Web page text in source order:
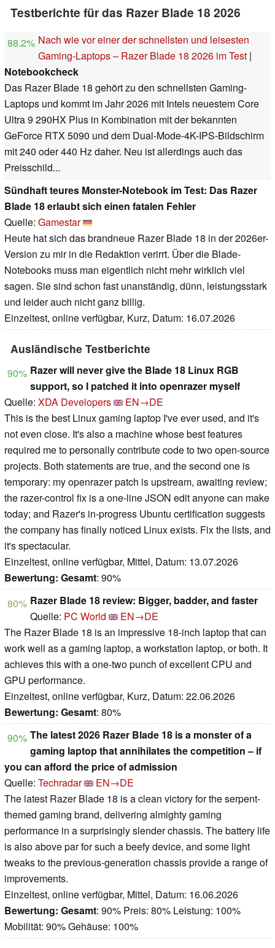
Testberichte für das Razer Blade 18 2026
88.2% Nach wie vor einer der schnellsten und leisesten
Gaming-Laptops – Razer Blade 18 2026 im Test |
Notebookcheck
Das Razer Blade 18 gehört zu den schnellsten Gaming-
Laptops und kommt im Jahr 2026 mit Intels neuestem Core
Ultra 9 290HX Plus in Kombination mit der bekannten
GeForce RTX 5090 und dem Dual-Mode-4K-IPS-Bildschirm
mit 240 oder 440 Hz daher. Neu ist allerdings auch das
Preisschild...
Sündhaft teures Monster-Notebook im Test: Das Razer
Blade 18 erlaubt sich einen fatalen Fehler
Quelle: Gamestar
Heute hat sich das brandneue Razer Blade 18 in der 2026er-
Version zu mir in die Redaktion verirrt. Über die Blade-
Notebooks muss man eigentlich nicht mehr wirklich viel
sagen. Sie sind schon fast unanständig, dünn, leistungsstark
und leider auch nicht ganz billig.
Einzeltest, online verfügbar, Kurz, Datum: 16.07.2026
Ausländische Testberichte
90% Razer will never give the Blade 18 Linux RGB
support, so I patched it into openrazer myself
Quelle: XDA Developers
EN→DE
This is the best Linux gaming laptop I've ever used, and it's
not even close. It's also a machine whose best features
required me to personally contribute code to two open-source
projects. Both statements are true, and the second one is
temporary: my openrazer patch is upstream, awaiting review;
the razer-control fix is a one-line JSON edit anyone can make
today; and Razer's in-progress Ubuntu certification suggests
the company has finally noticed Linux exists. Fix the lists, and
it's spectacular.
Einzeltest, online verfügbar, Mittel, Datum: 13.07.2026
Bewertung: Gesamt: 90%
80% Razer Blade 18 review: Bigger, badder, and faster
Quelle: PC World
EN→DE
The Razer Blade 18 is an impressive 18-inch laptop that can
work well as a gaming laptop, a workstation laptop, or both. It
achieves this with a one-two punch of excellent CPU and
GPU performance.
Einzeltest, online verfügbar, Kurz, Datum: 22.06.2026
Bewertung: Gesamt: 80%
90% The latest 2026 Razer Blade 18 is a monster of a
gaming laptop that annihilates the competition – if
you can afford the price of admission
Quelle: Techradar
EN→DE
The latest Razer Blade 18 is a clean victory for the serpent-
themed gaming brand, delivering almighty gaming
performance in a surprisingly slender chassis. The battery life
is also above par for such a beefy device, and some light
tweaks to the previous-generation chassis provide a range of
improvements.
Einzeltest, online verfügbar, Mittel, Datum: 16.06.2026
Bewertung: Gesamt: 90% Preis: 80% Leistung: 100%
Mobilität: 90% Gehäuse: 100%